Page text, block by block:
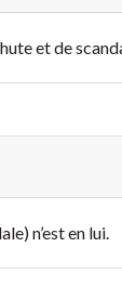
et de
n’est en lui.